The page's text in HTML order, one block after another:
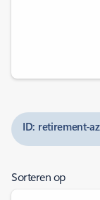
ID: retirement-
Sorteren op